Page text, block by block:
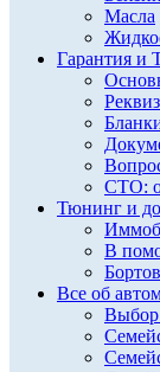
Масла
Гарантия и
СТО:
Тюнинг и
В
Все об
Выбор